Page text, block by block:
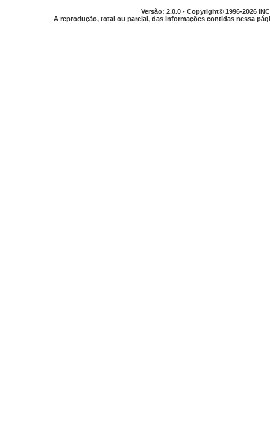
Versão: 2.0.0 - Copyright© 1996-2026
A reprodução, total ou parcial, das informações contidas nessa